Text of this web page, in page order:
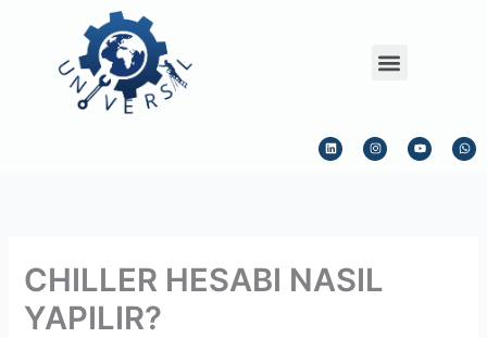
Menu
L
i
n
I
n
s
Y
o
u
W
h
a
CHILLER HESABI NASIL
YAPILIR?